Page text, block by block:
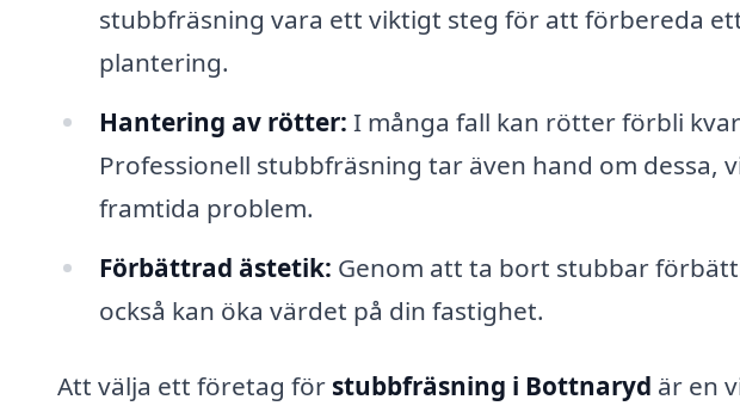
stubbfräsning vara ett viktigt steg för att förbereda
plantering.
Hantering av rötter: I många fall kan rötter förbli
Professionell stubbfräsning tar även hand om dessa,
framtida problem.
Förbättrad ästetik: Genom att ta bort stubbar
också kan öka värdet på din fastighet.
Att välja ett företag för stubbfräsning i Bottnaryd är en